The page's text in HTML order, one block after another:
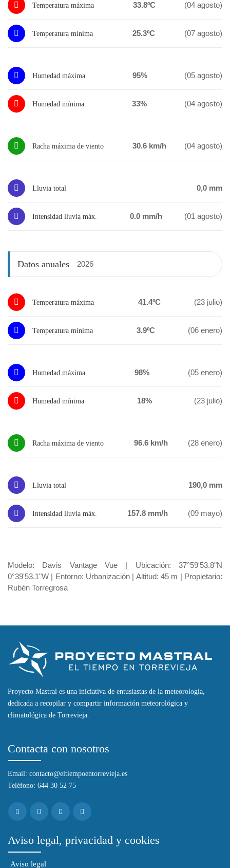
Temperatura máxima 33.8ºC (04 agosto)
Temperatura mínima 25.3ºC (07 agosto)
Humedad máxima 95% (05 agosto)
Humedad mínima 33% (04 agosto)
Racha máxima de viento 30.6 km/h (04 agosto)
Lluvia total 0,0 mm
Intensidad lluvia máx. 0.0 mm/h (01 agosto)
Datos anuales 2026
Temperatura máxima 41.4ºC (23 julio)
Temperatura mínima 3.9ºC (06 enero)
Humedad máxima 98% (05 enero)
Humedad mínima 18% (23 julio)
Racha máxima de viento 96.6 km/h (28 enero)
Lluvia total 190,0 mm
Intensidad lluvia máx. 157.8 mm/h (09 mayo)
Modelo: Davis Vantage Vue | Ubicación: 37°59'53.8"N
0°39'53.1"W | Entorno: Urbanización | Altitud: 45 m | Propietario:
Rubén Torregrosa
Proyecto Mastral es una iniciativa de entusiastas de la meteorología,
dedicada a recopilar y compartir información meteorológica y
climatológica de Torrevieja.
Contacta con nosotros
Email: contacto@eltiempoentorrevieja.es
Teléfono: 644 30 52 75
Aviso legal, privacidad y cookies
Aviso legal